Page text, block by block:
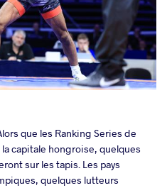
que les Ranking Series de
capitale hongroise, quelques
sur les tapis. Les pays
quelques lutteurs